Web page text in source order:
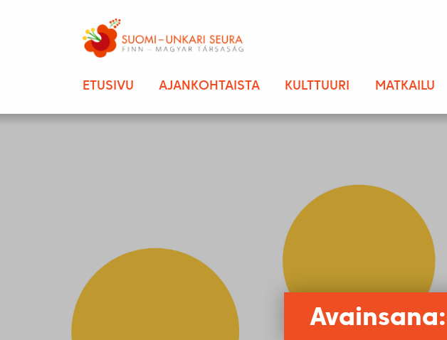
ETUSIVU AJANKOHTAISTA KULTTUURI MATKAILU